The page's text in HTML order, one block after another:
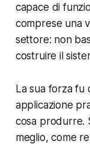
capace di
comprese una
settore: non
costruire il
La sua forza fu
applicazione
cosa produrre.
meglio, come